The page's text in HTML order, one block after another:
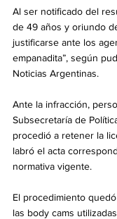
Al ser notificado del
de 49 años y oriundo
justificarse ante los
empanadita”, según
Noticias Argentinas.
Ante la infracción,
Subsecretaría de
procedió a retener la
labró el acta
normativa vigente.
El procedimiento
las body cams